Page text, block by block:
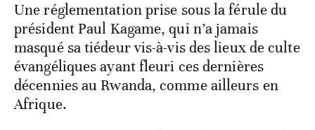
Une réglementation prise sous la férule du
président Paul Kagame, qui n’a jamais
masqué sa tiédeur vis-à-vis des lieux de culte
évangéliques ayant fleuri ces dernières
décennies au Rwanda, comme ailleurs en
Afrique.